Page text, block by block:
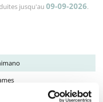
jusqu'au 09-09-2026.